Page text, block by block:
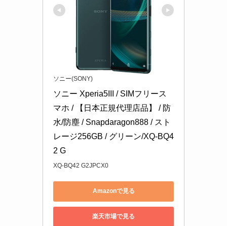
ソニー(SONY)
ソニー Xperia5III / SIMフリース
マホ / 【日本正規代理店品】 / 防
水/防塵 / Snapdaragon888 / スト
レージ256GB / グリーン/XQ-BQ4
2 G
XQ-BQ42 G2JPCX0
Amazonで見る
楽天市場で見る